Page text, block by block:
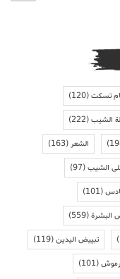
تسكت(120)
الشيب(222)
الشعر(163)
الشيب(97)
(101)
البشرة(559)
تبييض اليدين(119)
(101)